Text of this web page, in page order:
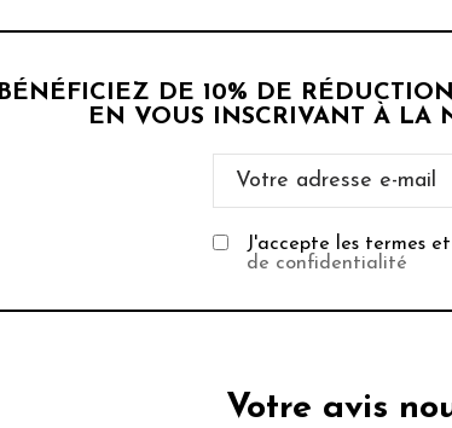
BÉNÉFICIEZ DE 10% DE
EN VOUS INSCRIVANT À LA
J'accepte les termes
de confidentialité
Votre avis